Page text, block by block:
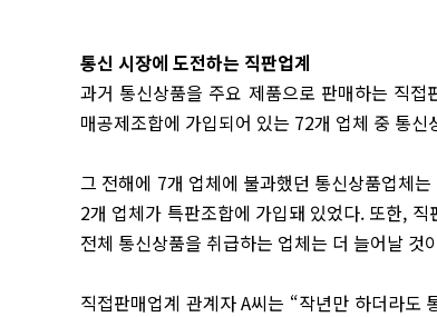
통신 시장에 도전하는 직판업계
과거 통신상품을 주요 제품으로 판매하는 직
매공제조합에 가입되어 있는 72개 업체 중 통
그 전해에 7개 업체에 불과했던 통신상품업체
2개 업체가 특판조합에 가입돼 있었다. 또한,
전체 통신상품을 취급하는 업체는 더 늘어날 것
직접판매업계 관계자 A씨는 “작년만 하더라도